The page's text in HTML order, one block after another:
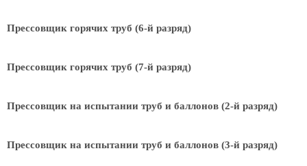
Прессовщик горячих труб (6-й разряд)
Прессовщик горячих труб (7-й разряд)
Прессовщик на испытании труб и баллонов (2-й разряд)
Прессовщик на испытании труб и баллонов (3-й разряд)